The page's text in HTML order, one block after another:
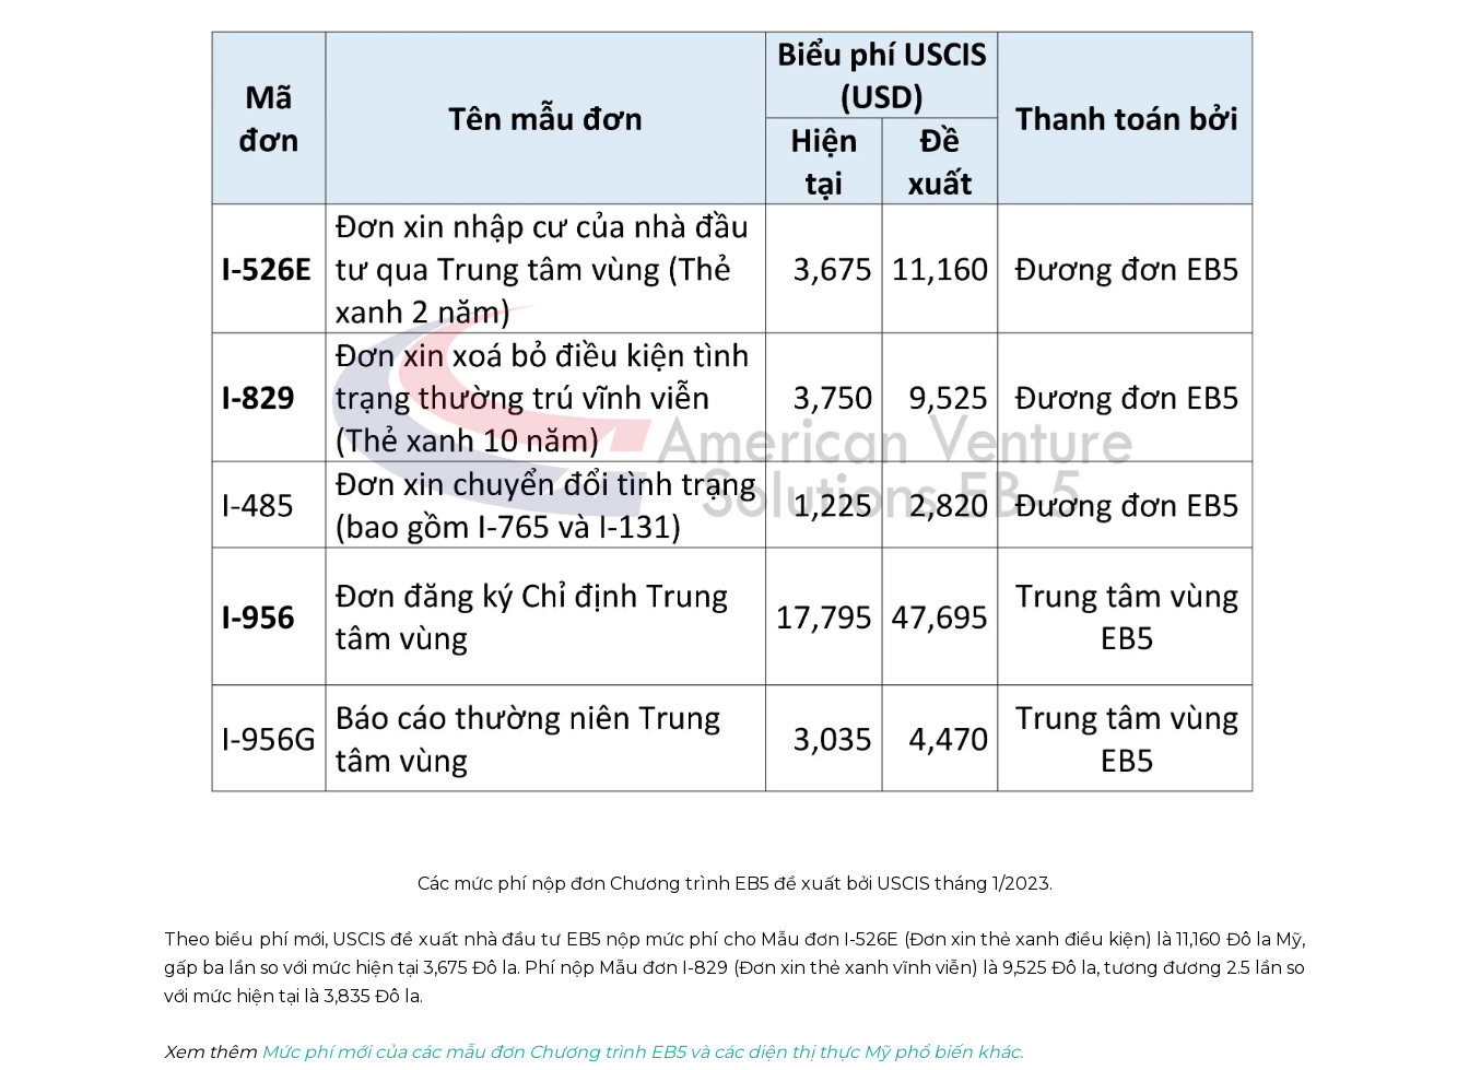
Các mức phí nộp đơn Chương trình EB5 đề xuất bởi USCIS tháng 1/2023.
Theo biểu phí mới, USCIS đề xuất nhà đầu tư EB5 nộp mức phí cho Mẫu đơn I-526E (Đơn xin thẻ xanh điều kiện) là 11,160 Đô la Mỹ,
gấp ba lần so với mức hiện tại 3,675 Đô la. Phí nộp Mẫu đơn I-829 (Đơn xin thẻ xanh vĩnh viễn) là 9,525 Đô la, tương đương 2.5 lần so
với mức hiện tại là 3,835 Đô la.
Xem thêm Mức phí mới của các mẫu đơn Chương trình EB5 và các diện thị thực Mỹ phổ biến khác.